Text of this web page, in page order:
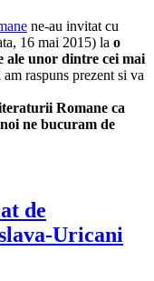
ne-au invitat cu
16 mai 2015) la o
ale unor dintre cei mai
raspuns prezent si va
Romane ca
ne bucuram de
de
Uricani